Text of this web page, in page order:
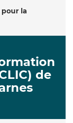
la
de